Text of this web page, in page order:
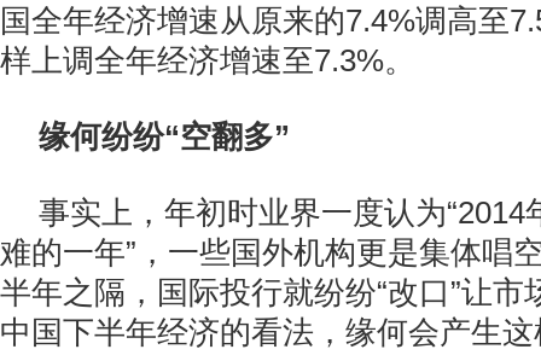
国全年经济增速从原来的7.4%调高至
样上调全年经济增速至7.3%。
缘何纷纷“空翻多”
事实上，年初时业界一度认为“2014
难的一年”，一些国外机构更是集体唱
半年之隔，国际投行就纷纷“改口”让市
中国下半年经济的看法，缘何会产生